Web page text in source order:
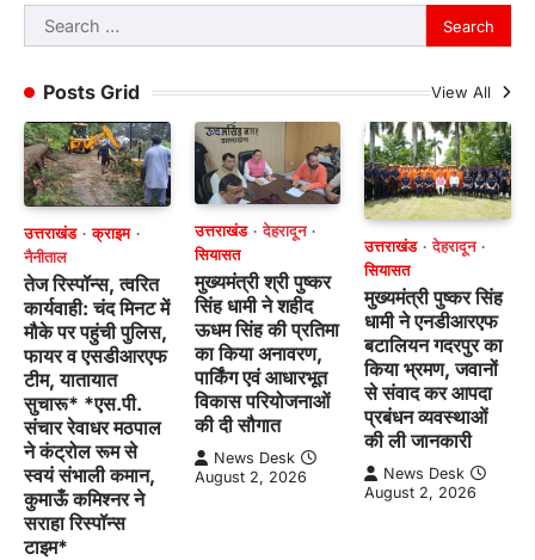
Search
for:
Posts Grid
View All
उत्तराखंड
क्राइम
नैनीताल
तेज रिस्पॉन्स, त्वरित
कार्यवाही: चंद मिनट में
मौके पर पहुंची पुलिस,
फायर व एसडीआरएफ
टीम, यातायात
सुचारू* *एस.पी.
संचार रेवाधर मठपाल
ने कंट्रोल रूम से
स्वयं संभाली कमान,
कुमाऊँ कमिश्नर ने
सराहा रिस्पॉन्स
टाइम*
उत्तराखंड
देहरादून
सियासत
मुख्यमंत्री श्री पुष्कर
सिंह धामी ने शहीद
ऊधम सिंह की प्रतिमा
का किया अनावरण,
पार्किंग एवं आधारभूत
विकास परियोजनाओं
की दी सौगात
News Desk
August 2, 2026
उत्तराखंड
देहरादून
सियासत
मुख्यमंत्री पुष्कर सिंह
धामी ने एनडीआरएफ
बटालियन गदरपुर का
किया भ्रमण, जवानों
से संवाद कर आपदा
प्रबंधन व्यवस्थाओं
की ली जानकारी
News Desk
August 2, 2026